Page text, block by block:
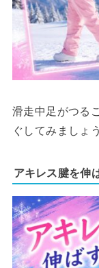
滑走中足がつる
ぐしてみましょう
アキレス腱を伸